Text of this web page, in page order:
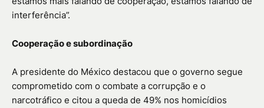
interferência”.
Cooperação e subordinação
A presidente do México destacou que o governo segue
comprometido com o combate a corrupção e o
narcotráfico e citou a queda de 49% nos homicídios